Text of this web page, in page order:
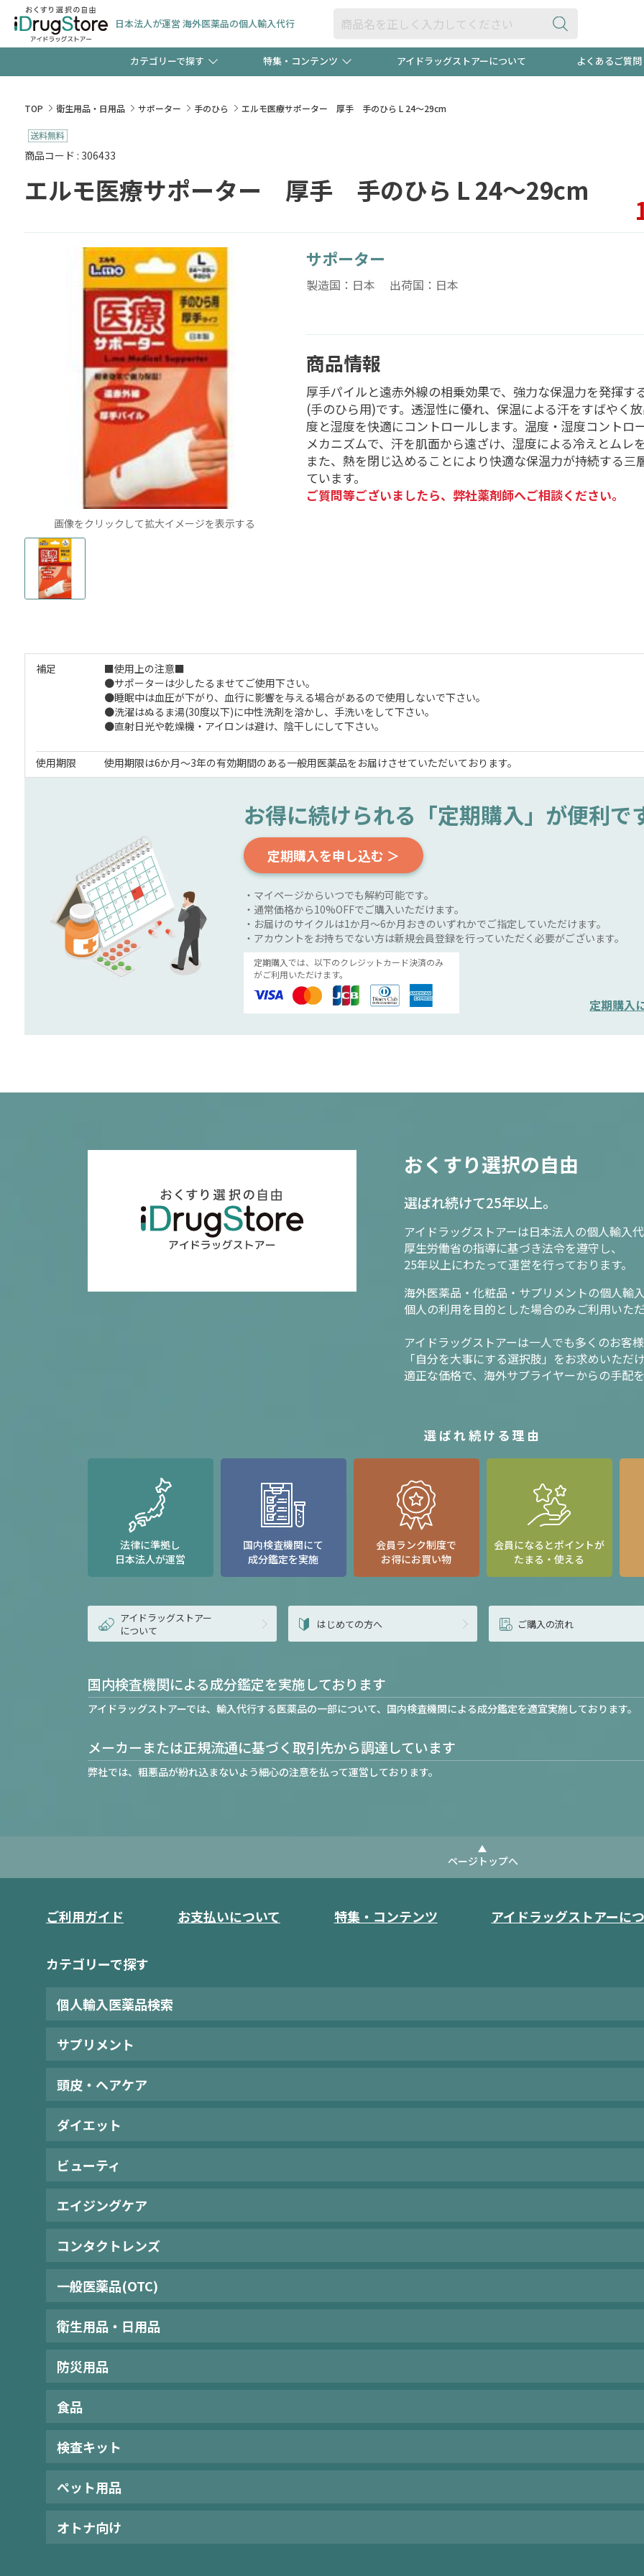
日本法人が運営 海外医薬品の個人輸入代行
カテゴリーで探す
検査キット ペット用品 オトナ向け
特集・コンテンツ
【早割】お得なクーポン"3種類"出現中！今月のスト
新規登録で！今すぐ使えるクーポンプレゼント中！！
友だち大募集！限定クーポンも不定期配信
アイドラッグストアーについて よくあるご質問
TOP 衛生用品・日用品 サポーター 手のひら エルモ医療サポーター 厚手 手のひら L 24～29cm
商品コード : 306433
エルモ医療サポーター 厚手 手のひら L 24～29cm
画像をクリックして拡大イメージを表示する
サポーター
製造国：日本 出荷国：日本
商品情報
厚手パイルと遠赤外線の相乗効果で、強力な保温力を発揮す
(手のひら用)です。透湿性に優れ、保温による汗をすばやく
度と湿度を快適にコントロールします。温度・湿度コントロ
メカニズムで、汗を肌面から遠ざけ、湿度による冷えとムレ
また、熱を閉じ込めることにより快適な保温力が持続する三
ています。
ご質問等ございましたら、弊社薬剤師へご相談ください。
補足
■使用上の注意■
●サポーターは少したるませてご使用下さい。
●睡眠中は血圧が下がり、血行に影響を与える場合があるので使用しないで下さい。
●洗濯はぬるま湯(30度以下)に中性洗剤を溶かし、手洗いをして下さい。
●直射日光や乾燥機・アイロンは避け、陰干しにして下さい。
使用期限 使用期限は6か月～3年の有効期間のある一般用医薬品をお届けさせていただいております。
お得に続けられる 「定期購入」が便利で
定期購入を申し込む ＞
・マイページからいつでも解約可能です。
・通常価格から10%OFFでご購入いただけます。
・お届けのサイクルは1か月～6か月おきのいずれかでご指定していただけます。
・アカウントをお持ちでない方は新規会員登録を行っていただく必要がございます。
定期購入では、以下のクレジットカード決済のみ
がご利用いただけます。
定期購入
おくすり選択の自由
選ばれ続けて25年以上。
アイドラッグストアーは日本法人の個人輸入
厚生労働省の指導に基づき法令を遵守し、
25年以上にわたって運営を行っております。
海外医薬品・化粧品・サプリメントの個人輸
個人の利用を目的とした場合のみご利用いた
アイドラッグストアーは一人でも多くのお客
「自分を大事にする選択肢」をお求めいただ
適正な価格で、海外サプライヤーからの手配
選ばれ続ける理由
法律に準拠し
日本法人が運営
国内検査機関にて
成分鑑定を実施
会員ランク制度で
お得にお買い物
会員になるとポイントが
たまる・使える
アイドラッグストアー
について
はじめての方へ ご購入の流れ
国内検査機関による成分鑑定を実施しております
アイドラッグストアーでは、輸入代行する医薬品の一部について、国内検査機関による成分鑑定を適宜実施しております。
メーカーまたは正規流通に基づく取引先から調達しています
弊社では、粗悪品が紛れ込まないよう細心の注意を払って運営しております。
ページトップへ
ご利用ガイド お支払いについて 特集・コンテンツ アイドラッグストアーに
カテゴリーで探す
個人輸入医薬品検索
サプリメント
頭皮・ヘアケア
ダイエット
ビューティ
エイジングケア
コンタクトレンズ
一般医薬品(OTC)
衛生用品・日用品
防災用品
食品
検査キット
ペット用品
オトナ向け